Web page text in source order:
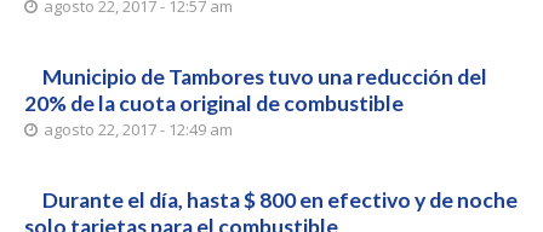
agosto 22, 2017 - 12:57 am
Municipio de Tambores tuvo una reducción del
20% de la cuota original de combustible
agosto 22, 2017 - 12:49 am
Durante el día, hasta $ 800 en efectivo y de noche
solo tarjetas para el combustible